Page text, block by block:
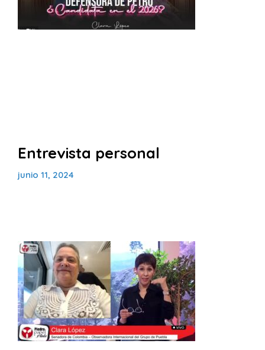
Entrevista personal
junio 11, 2024